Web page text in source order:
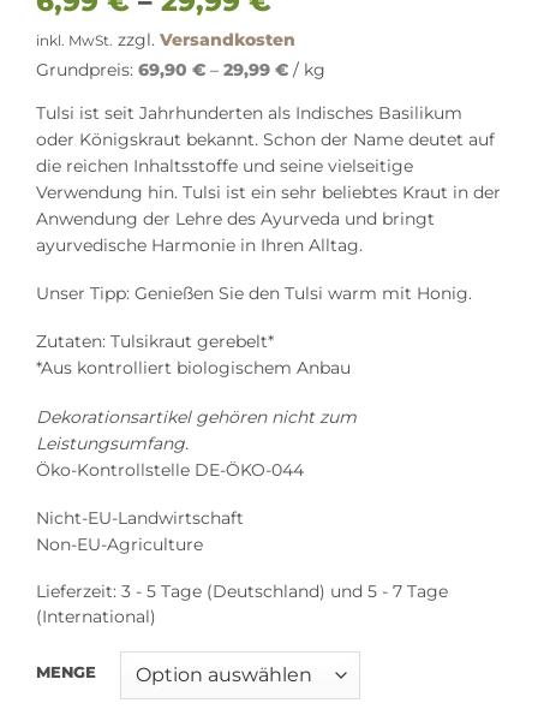
inkl. MwSt. zzgl. Versandkosten
Grundpreis: 69,90 € – 29,99 € / kg
Tulsi ist seit Jahrhunderten als Indisches Basilikum
oder Königskraut bekannt. Schon der Name deutet auf
die reichen Inhaltsstoffe und seine vielseitige
Verwendung hin. Tulsi ist ein sehr beliebtes Kraut in der
Anwendung der Lehre des Ayurveda und bringt
ayurvedische Harmonie in Ihren Alltag.
Unser Tipp: Genießen Sie den Tulsi warm mit Honig.
Zutaten: Tulsikraut gerebelt*
*Aus kontrolliert biologischem Anbau
Dekorationsartikel gehören nicht zum
Leistungsumfang.
Öko-Kontrollstelle DE-ÖKO-044
Nicht-EU-Landwirtschaft
Non-EU-Agriculture
Lieferzeit: 3 - 5 Tage (Deutschland) und 5 - 7 Tage
(International)
MENGE